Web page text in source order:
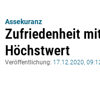
Assekuranz
Zufriedenheit
Höchstwert
Veröffentlichung: 17.12.2020,